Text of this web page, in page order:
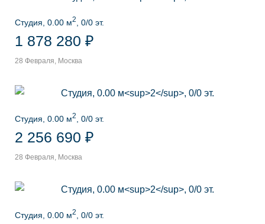
Студия, 0.00 м2 , 0/0 эт.
1 878 280 ₽
28 Февраля, Москва
Студия, 0.00 м2 , 0/0 эт.
2 256 690 ₽
28 Февраля, Москва
Студия, 0.00 м2 , 0/0 эт.